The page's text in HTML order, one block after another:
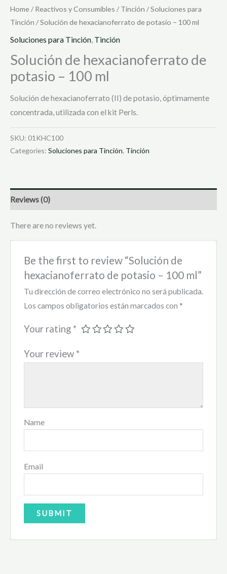
Home/Reactivos y Consumibles /Tinción /Soluciones para
Tinción / Solución de hexacianoferrato de potasio – 100 ml
Soluciones para Tinción, Tinción
Solución de hexacianoferrato de
potasio – 100 ml
Solución de hexacianoferrato (II) de potasio, óptimamente
concentrada, utilizada con el kit Perls.
SKU: 01KHC100
Categories: Soluciones para Tinción, Tinción
Reviews (0)
There are no reviews yet.
Be the first to review “Solución de
hexacianoferrato de potasio – 100 ml”
Tu dirección de correo electrónico no será publicada.
Los campos obligatorios están marcados con *
Your rating *
Your review *
Name
Email